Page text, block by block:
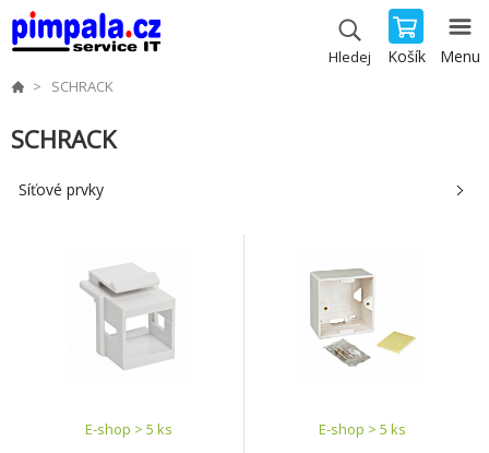
Hledej Košík Menu
SCHRACK
SCHRACK
Síťové prvky
E-shop > 5 ks E-shop > 5 ks